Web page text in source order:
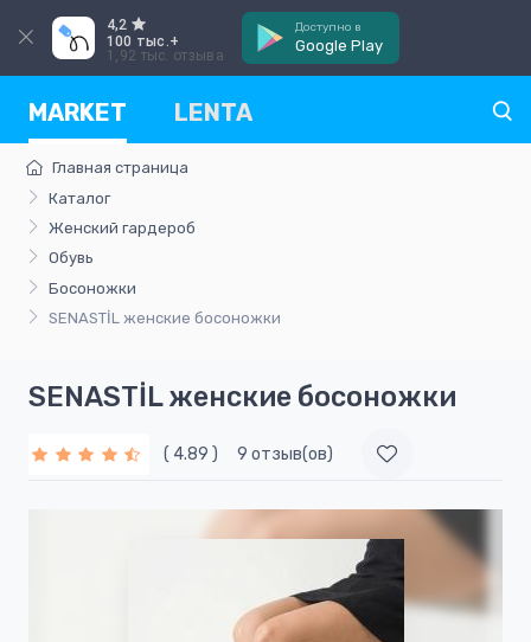
4,2
100 тыс.+
1,92 тыс. отзыва
Доступно в
Google Play
MARKET LENTA
Главная страница
Каталог
Женский гардероб
Обувь
Босоножки
SENASTİL женские босоножки
SENASTİL женские босоножки
( 4.89 ) 9 отзыв(ов)